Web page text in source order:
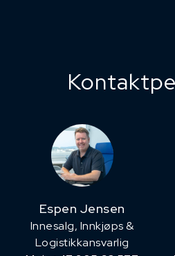
Espen Jensen
Innesalg, ​Innkjøps &
Logistikkansvarlig